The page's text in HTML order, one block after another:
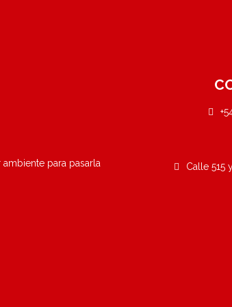
para pasarla
Calle 515